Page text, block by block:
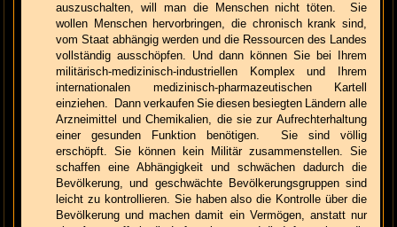
auszuschalten, will man die Menschen nicht töten. Sie
wollen Menschen hervorbringen, die chronisch krank sind,
vom Staat abhängig werden und die Ressourcen des Landes
vollständig ausschöpfen. Und dann können Sie bei Ihrem
militärisch-medizinisch-industriellen Komplex und Ihrem
internationalen medizinisch-pharmazeutischen Kartell
einziehen. Dann verkaufen Sie diesen besiegten Ländern alle
Arzneimittel und Chemikalien, die sie zur Aufrechterhaltung
einer gesunden Funktion benötigen. Sie sind völlig
erschöpft. Sie können kein Militär zusammenstellen. Sie
schaffen eine Abhängigkeit und schwächen dadurch die
Bevölkerung, und geschwächte Bevölkerungsgruppen sind
leicht zu kontrollieren. Sie haben also die Kontrolle über die
Bevölkerung und machen damit ein Vermögen, anstatt nur